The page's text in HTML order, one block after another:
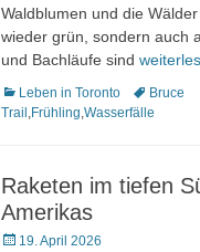
Waldblumen und die
wieder grün, sondern auch
und Bachläufe sind
Kategorien
Leben in Toronto Schlagworte
Bruce
Trail ,Frühling,Wasserfälle
Raketen im tiefen
Amerikas
Veröffentlicht
19. April 2026